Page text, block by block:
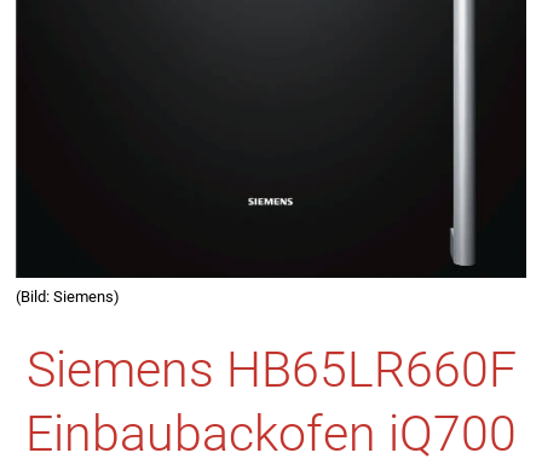
(Bild: Siemens)
Siemens HB65LR660F
Einbaubackofen iQ700